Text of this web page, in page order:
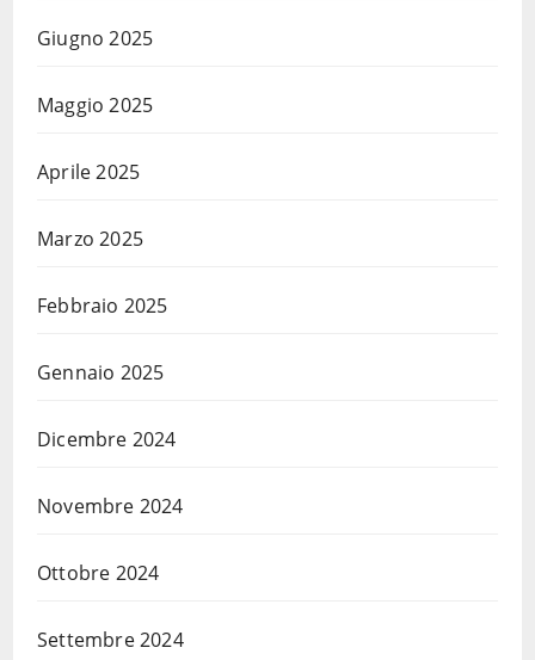
Giugno 2025
Maggio 2025
Aprile 2025
Marzo 2025
Febbraio 2025
Gennaio 2025
Dicembre 2024
Novembre 2024
Ottobre 2024
Settembre 2024